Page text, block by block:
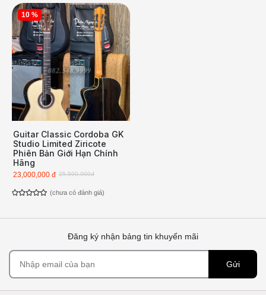
10 %
Guitar Classic Cordoba GK
Studio Limited Ziricote
Phiên Bản Giới Hạn Chính
Hãng
25,500,000đ
23,000,000 đ
(chưa có đánh giá)
Đăng ký nhận bảng tin khuyến mãi
Gửi